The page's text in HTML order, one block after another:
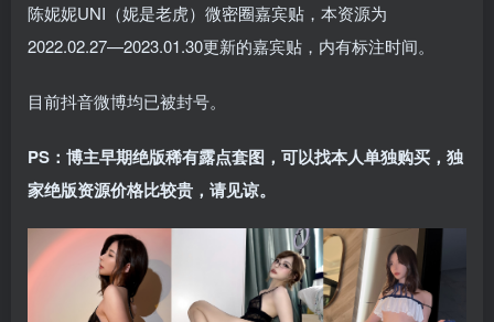
陈妮妮UNI（妮是老虎）微密圈嘉宾贴，本资源为
2022.02.27—2023.01.30更新的嘉宾贴，内有标注时间。
目前抖音微博均已被封号。
PS：博主早期绝版稀有露点套图，可以找本人单独购买，独
家绝版资源价格比较贵，请见谅。